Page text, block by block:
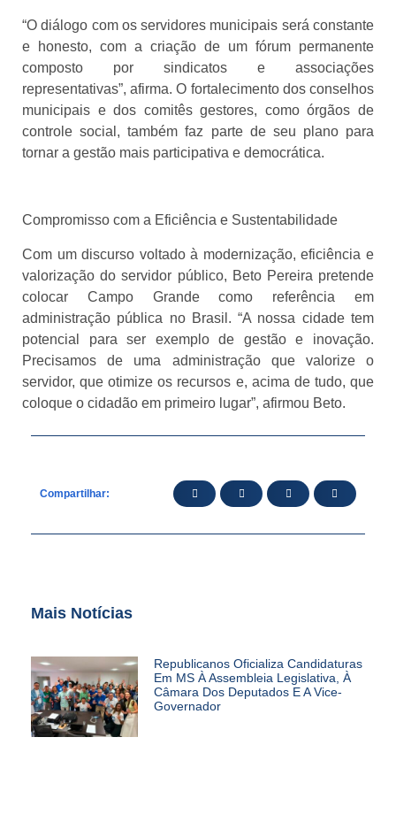
“O diálogo com os servidores municipais será constante
e honesto, com a criação de um fórum permanente
composto por sindicatos e associações
representativas”, afirma. O fortalecimento dos conselhos
municipais e dos comitês gestores, como órgãos de
controle social, também faz parte de seu plano para
tornar a gestão mais participativa e democrática.
Compromisso com a Eficiência e Sustentabilidade
Com um discurso voltado à modernização, eficiência e
valorização do servidor público, Beto Pereira pretende
colocar Campo Grande como referência em
administração pública no Brasil. “A nossa cidade tem
potencial para ser exemplo de gestão e inovação.
Precisamos de uma administração que valorize o
servidor, que otimize os recursos e, acima de tudo, que
coloque o cidadão em primeiro lugar”, afirmou Beto.
Compartilhar:
Mais Notícias
Republicanos Oficializa Candidaturas
Em MS À Assembleia Legislativa, À
Câmara Dos Deputados E A Vice-
Governador